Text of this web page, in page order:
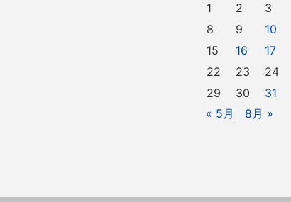
1
2 3
8
9 10
15
16 17
22
23 24
29
30
31
« 5月
8月 »